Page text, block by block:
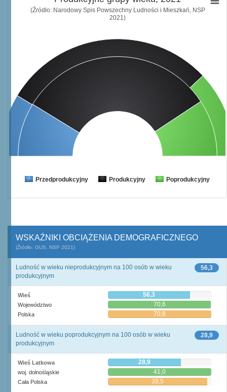
(Źródło: Narodowy Spis Powszechny Ludności i Mieszkań, NSP
2021)
Przedprodukcyjny Produkcyjny Poprodukcyjny
WSKAŹNIKI OBCIĄŻENIA DEMOGRAFICZNEGO
(Źródło: GUS, NSP 2021)
56,3
Ludność w wieku nieprodukcyjnym na 100 osób w wieku
produkcyjnym
Wieś 56,3
Województwo 70,6
Polska 70,8
28,9
Ludność w wieku poprodukcyjnym na 100 osób w wieku
produkcyjnym
Wieś Latkowa 28,9
woj. dolnośląskie 41,0
Cała Polska 39,5